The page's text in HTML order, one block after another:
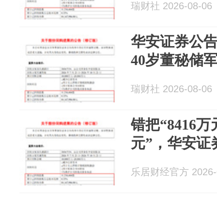
瑞财社 2026-08-06
华安证券公
40岁董秘储
瑞财社 2026-08-06
错把“8416万
元”，华安证
乐居财经官方